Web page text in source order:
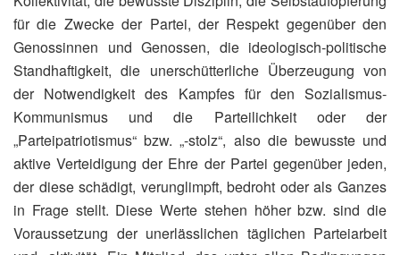
für die Zwecke der Partei, der Respekt gegenüber den
Genossinnen und Genossen, die ideologisch-politische
Standhaftigkeit, die unerschütterliche Überzeugung von
der Notwendigkeit des Kampfes für den Sozialismus-
Kommunismus und die Parteilichkeit oder der
„Parteipatriotismus“ bzw. „-stolz“, also die bewusste und
aktive Verteidigung der Ehre der Partei gegenüber jeden,
der diese schädigt, verunglimpft, bedroht oder als Ganzes
in Frage stellt. Diese Werte stehen höher bzw. sind die
Voraussetzung der unerlässlichen täglichen Parteiarbeit